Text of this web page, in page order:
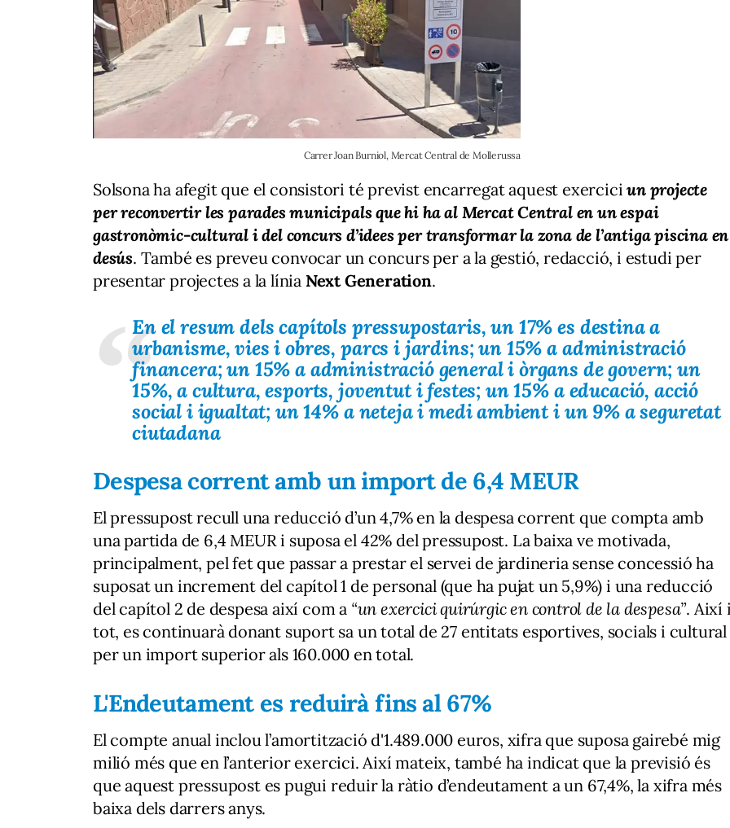
Carrer Joan Burniol, Mercat Central de Mollerussa
Solsona ha afegit que el consistori té previst encarregat aquest exerciciun projecte
per reconvertir les parades municipals que hi ha al Mercat Central en un espai
gastronòmic-cultural i del concurs d’idees per transformar la zona de l’antiga piscina en
desús. També es preveu convocar un concurs per a la gestió, redacció, i estudi per
presentar projectes a la línia Next Generation.
En el resum dels capítols pressupostaris, un 17% es destina a
urbanisme, vies i obres, parcs i jardins; un 15% a administració
financera; un 15% a administració general i òrgans de govern; un
15%, a cultura, esports, joventut i festes; un 15% a educació, acció
social i igualtat; un 14% a neteja i medi ambient i un 9% a seguretat
ciutadana
Despesa corrent amb un import de 6,4 MEUR
El pressupost recull una reducció d’un 4,7% en la despesa corrent que compta amb
una partida de 6,4 MEUR i suposa el 42% del pressupost. La baixa ve motivada,
principalment, pel fet que passar a prestar el servei de jardineria sense concessió ha
suposat un increment del capítol 1 de personal (que ha pujat un 5,9%) i una reducció
del capítol 2 de despesa així com a “un exercici quirúrgic en control de la despesa”. Així
tot, es continuarà donant suport sa un total de 27 entitats esportives, socials i cultural
per un import superior als 160.000 en total.
L'Endeutament es reduirà fins al 67%
El compte anual inclou l’amortització d'1.489.000 euros, xifra que suposa gairebé mig
milió més que en l’anterior exercici. Així mateix, també ha indicat que la previsió és
que aquest pressupost es pugui reduir la ràtio d’endeutament a un 67,4%, la xifra més
baixa dels darrers anys.